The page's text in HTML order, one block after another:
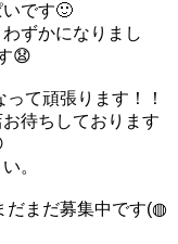
です🙂
ずかになりまし
😧
て頑張ります！！
待ちしております
。
だまだ募集中です(◍